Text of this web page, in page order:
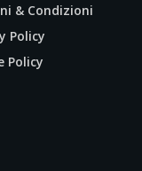
& Condizioni
Policy
Policy